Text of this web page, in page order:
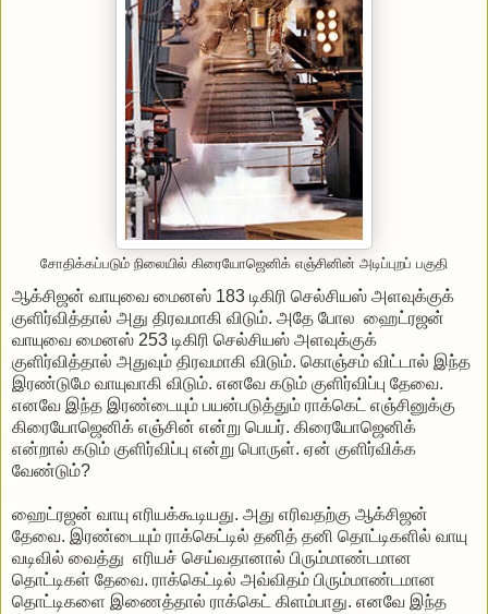
சோதிக்கப்படும் நிலையில் கிரையோஜெனிக் எஞ்சினின் அடிப்புறப் பகுதி
ஆக்சிஜன் வாயுவை மைனஸ் 183 டிகிரி செல்சியஸ் அளவுக்குக்
குளிர்வித்தால் அது திரவமாகி விடும். அதே போல ஹைட்ரஜன்
வாயுவை மைனஸ் 253 டிகிரி செல்சியஸ் அளவுக்குக்
குளிர்வித்தால் அதுவும் திரவமாகி விடும். கொஞ்சம் விட்டால் இந்த
இரண்டுமே வாயுவாகி விடும். எனவே கடும் குளிர்விப்பு தேவை.
எனவே இந்த இரண்டையும் பயன்படுத்தும் ராக்கெட் எஞ்சினுக்கு
கிரையோஜெனிக் எஞ்சின் என்று பெயர். கிரையோஜெனிக்
என்றால் கடும் குளிர்விப்பு என்று பொருள். ஏன் குளிர்விக்க
வேண்டும்?
ஹைட்ரஜன் வாயு எரியக்கூடியது. அது எரிவதற்கு ஆக்சிஜன்
தேவை. இரண்டையும் ராக்கெட்டில் தனித் தனி தொட்டிகளில் வாயு
வடிவில் வைத்து எரியச் செய்வதானால் பிரும்மாண்டமான
தொட்டிகள் தேவை. ராக்கெட்டில் அவ்விதம் பிரும்மாண்டமான
தொட்டிகளை இணைத்தால் ராக்கெட் கிளம்பாது. எனவே இந்த